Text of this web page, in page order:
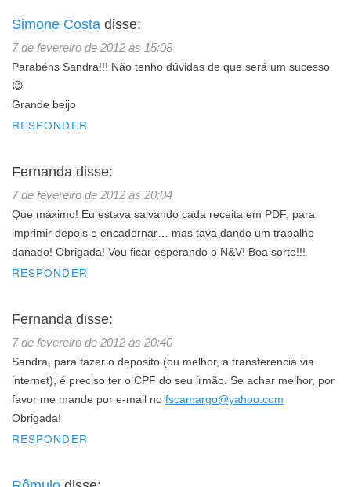
Simone Costa disse:
7 de fevereiro de 2012 às 15:08
Parabéns Sandra!!! Não tenho dúvidas de que será um sucesso
😉
Grande beijo
RESPONDER
Fernanda disse:
7 de fevereiro de 2012 às 20:04
Que máximo! Eu estava salvando cada receita em PDF, para
imprimir depois e encadernar… mas tava dando um trabalho
danado! Obrigada! Vou ficar esperando o N&V! Boa sorte!!!
RESPONDER
Fernanda disse:
7 de fevereiro de 2012 às 20:40
Sandra, para fazer o deposito (ou melhor, a transferencia via
internet), é preciso ter o CPF do seu irmão. Se achar melhor, por
favor me mande por e-mail no fscamargo@yahoo.com
Obrigada!
RESPONDER